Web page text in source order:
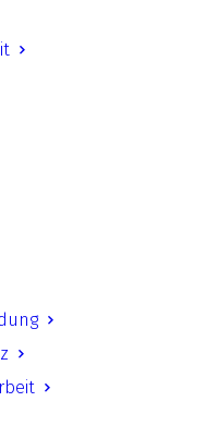
Institut
Institut für
Verein
und Bildung im